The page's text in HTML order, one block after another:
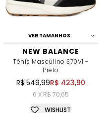
VER TAMANHOS
NEW BALANCE
Tênis Masculino 370V1 -
Preto
R$ 549,99R$ 423,90
6 X R$ 70,65
WISHLIST